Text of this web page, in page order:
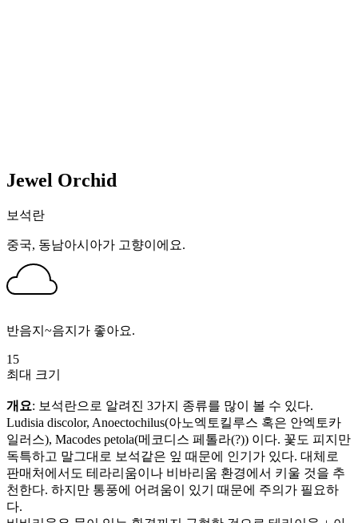
Jewel Orchid
보석란
중국, 동남아시아가 고향이에요.
반음지~음지가 좋아요.
15
최대 크기
개요: 보석란으로 알려진 3가지 종류를 많이 볼 수 있다.
Ludisia discolor, Anoectochilus(아노엑토킬루스 혹은 안엑토카
일러스), Macodes petola(메코디스 페톨라(?)) 이다. 꽃도 피지만
독특하고 말그대로 보석같은 잎 때문에 인기가 있다. 대체로
판매처에서도 테라리움이나 비바리움 환경에서 키울 것을 추
천한다. 하지만 통풍에 어려움이 있기 때문에 주의가 필요하
다.